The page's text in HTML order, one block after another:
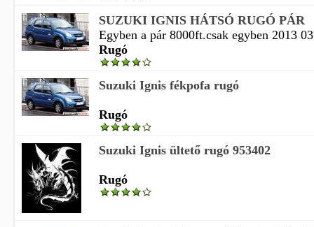
SUZUKI IGNIS HÁTSÓ RUGÓ PÁR
Egyben a pár 8000ft.csak egyben 2013
Rugó
Suzuki Ignis fékpofa rugó
Rugó
Suzuki Ignis ültető rugó 953402
Rugó